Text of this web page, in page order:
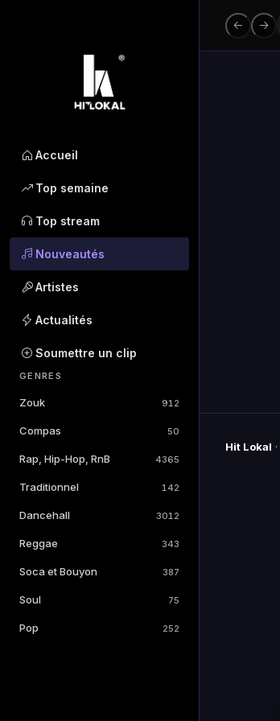
Accueil
Top semaine
Top stream
Nouveautés
Artistes
Actualités
Soumettre un clip
GENRES
Zouk 912
Compas 50
Rap, Hip-Hop, RnB 4365
Traditionnel 142
Dancehall 3012
Reggae 343
Soca et Bouyon 387
Soul 75
Pop 252
Hit Lokal ·